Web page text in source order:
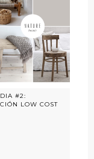
#2:
LOW COST